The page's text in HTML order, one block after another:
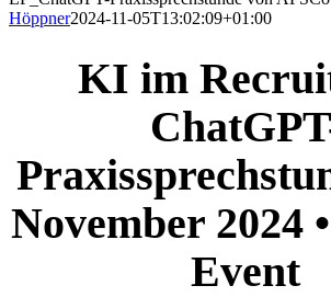
Höppner2024-11-05T13:02:09+01:00
KI im
November 2024
Event